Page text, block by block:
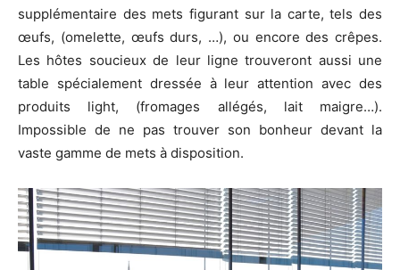
supplémentaire des mets figurant sur la carte, tels des
œufs, (omelette, œufs durs, …), ou encore des crêpes.
Les hôtes soucieux de leur ligne trouveront aussi une
table spécialement dressée à leur attention avec des
produits light, (fromages allégés, lait maigre…).
Impossible de ne pas trouver son bonheur devant la
vaste gamme de mets à disposition.